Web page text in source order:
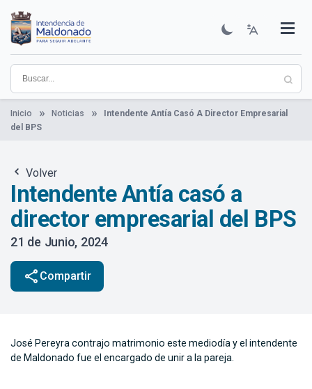
contenido
principal
Institucional
Municipios
Descubre Maldonado
Comunicación
Servicios
Guía De Trámites
Ver Noticias
Inicio Noticias
Intendente Antía Casó A Director Empresarial
del BPS
Volver
Intendente Antía casó a
director empresarial del BPS
21 de Junio, 2024
share Compartir
José Pereyra contrajo matrimonio este mediodía y el intendente
de Maldonado fue el encargado de unir a la pareja.